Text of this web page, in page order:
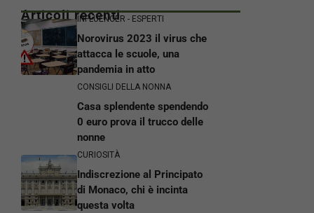
Articoli recentiINFLUENCER - ESPERTI
Norovirus 2023 il virus che
attacca le scuole, una
pandemia in atto
CONSIGLI DELLA NONNA
Casa splendente spendendo
0 euro prova il trucco delle
nonne
CURIOSITÀ
Indiscrezione al Principato
di Monaco, chi è incinta
questa volta